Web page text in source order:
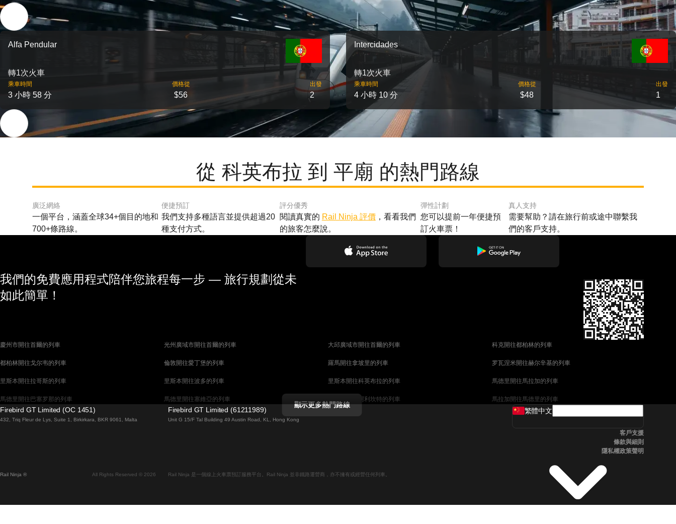
Alfa Pendular
轉1次火車
乘車時間
3 小時 58 分
價格從
$56
出發
2
Intercidades
轉1次火車
乘車時間
4 小時 10 分
價格從
$48
出發
1
從 科英布拉 到 平廟 的熱門路線
廣泛網絡
一個平台，涵蓋全球34+個目的地和
700+條路線。
便捷預訂
我們支持多種語言並提供超過20
種支付方式。
評分優秀
閱讀真實的 Rail Ninja 評價，看看我們
的旅客怎麼說。
彈性計劃
您可以提前一年便捷預
訂火車票！
真人支持
需要幫助？請在旅行前或途中聯繫我
們的客戶支持。
我們的免費應用程式陪伴您旅程每一步 — 旅行規劃從未
如此簡單！
慶州市開往首爾的列車 光州廣域市開往首爾的列車 大邱廣域市開往首爾的列車 科克開往都柏林的列車
都柏林開往戈尔韦的列車 倫敦開往愛丁堡的列車 羅馬開往拿坡里的列車 罗瓦涅米開往赫尔辛基的列車
里斯本開往拉哥斯的列車 里斯本開往波多的列車 里斯本開往科英布拉的列車 馬德里開往馬拉加的列車
馬德里開往巴塞罗那的列車 馬德里開往塞維亞的列車 馬德里開往阿利坎特的列車 馬拉加開往馬德里的列車
巴塞罗那開往馬德里的列車 巴塞罗那開往塞維亞的列車 威尼斯開往佛羅倫斯的列車
首爾開往蔚山廣域市的列車 首爾開往大邱廣域市的列車 首爾開往釜山的列車 斯德哥爾摩開往哥本哈根的列車
中央車站開往卑尔根的列車
顯示更多熱門路線
Firebird GT Limited (OC 1451)
432, Triq Fleur de Lys, Suite 1, Birkirkara, BKR 9061, Malta
Firebird GT Limited (61211989)
Unit G 15/F Tal Building 49 Austin Road, KL, Hong Kong
Rail Ninja ® All Rights Reserved © 2026 Rail Ninja 是一個線上火車票預訂服務平台。Rail Ninja 並非鐵路運營商，亦不擁有或經營任何列車。
繁體中文
客戶支援
條款與細則
隱私權政策聲明